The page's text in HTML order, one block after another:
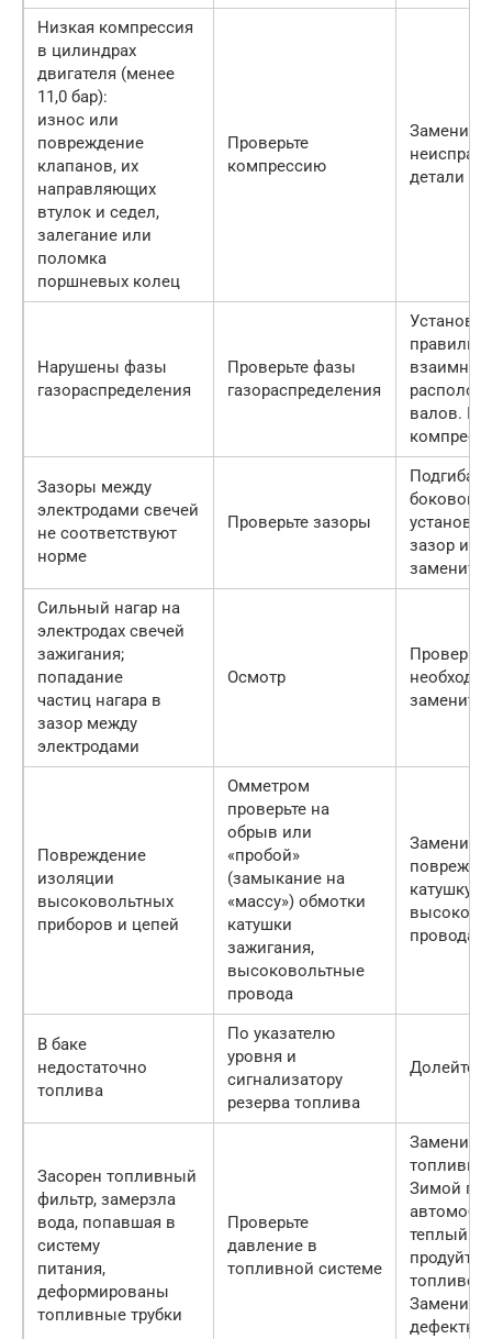
Низкая компрессия
в цилиндрах
двигателя (менее
11,0 бар):
износ или
повреждение
клапанов, их
направляющих
втулок и седел,
залегание или
поломка
поршневых колец
Проверьте
компрессию
Замените
детали
Нарушены фазы
газораспределения
Проверьте фазы
газораспределения
взаимное
валов.
Зазоры между
электродами свечей
не соответствуют
норме
Проверьте зазоры
бокового
зазор или
замените
Сильный нагар на
электродах свечей
зажигания;
попадание
частиц нагара в
зазор между
электродами
Осмотр
замените
Повреждение
изоляции
высоковольтных
приборов и цепей
Омметром
проверьте на
обрыв или
«пробой»
(замыкание на
«массу») обмотки
катушки
зажигания,
высоковольтные
провода
Замените
катушку
провода
В баке
недостаточно
топлива
По указателю
уровня и
сигнализатору
резерва топлива
Долейте
Засорен топливный
фильтр, замерзла
вода, попавшая в
систему
питания,
деформированы
топливные трубки
Проверьте
давление в
топливной системе
Замените
Зимой
теплый
продуйте
Замените